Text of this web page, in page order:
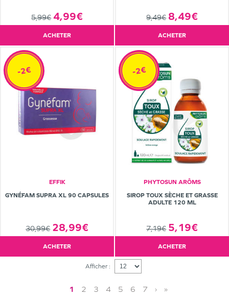
5,99€ 4,99€
ACHETER
9,49€ 8,49€
ACHETER
EFFIK
GYNÉFAM SUPRA XL 90 CAPSULES
30,99€ 28,99€
-2€
ACHETER
PHYTOSUN ARÔMS
SIROP TOUX SÈCHE ET GRASSE
ADULTE 120 ML
7,19€ 5,19€
-2€
ACHETER
Afficher :
1 2 3 4 5 6 7 › »